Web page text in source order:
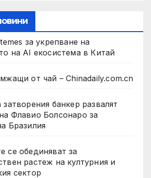
за укрепване на
на AI екосистема в Китай
от чай – Chinadaily.com.cn
банкер развалят
Флавио Болсонаро за
Бразилия
се обединяват за
растеж на културния и
сектор